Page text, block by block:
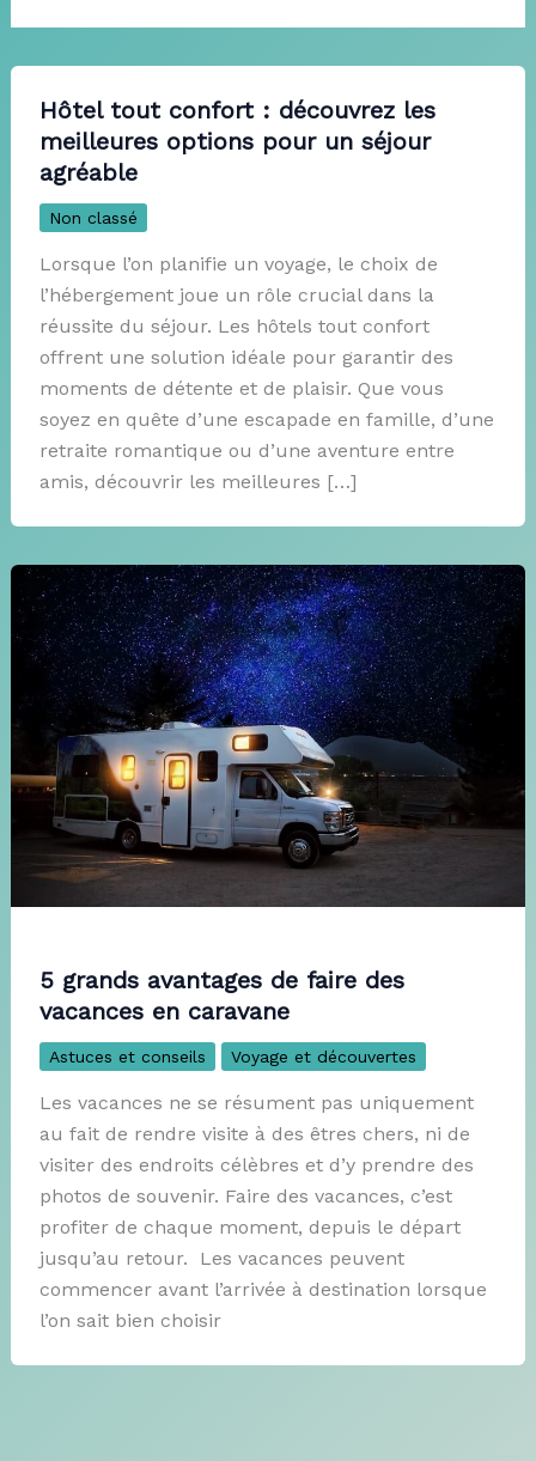
Hôtel tout confort : découvrez les
meilleures options pour un séjour
agréable
Non classé
Lorsque l’on planifie un voyage, le choix de
l’hébergement joue un rôle crucial dans la
réussite du séjour. Les hôtels tout confort
offrent une solution idéale pour garantir des
moments de détente et de plaisir. Que vous
soyez en quête d’une escapade en famille, d’une
retraite romantique ou d’une aventure entre
amis, découvrir les meilleures […]
5 grands avantages de faire des
vacances en caravane
Astuces et conseils Voyage et découvertes
Les vacances ne se résument pas uniquement
au fait de rendre visite à des êtres chers, ni de
visiter des endroits célèbres et d’y prendre des
photos de souvenir. Faire des vacances, c’est
profiter de chaque moment, depuis le départ
jusqu’au retour. Les vacances peuvent
commencer avant l’arrivée à destination lorsque
l’on sait bien choisir